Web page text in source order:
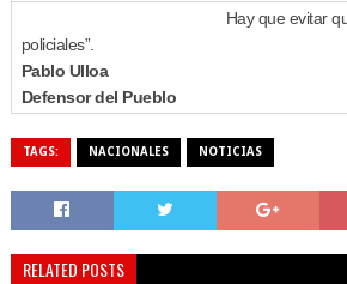
Hay que evitar
policiales”.
Pablo Ulloa
Defensor del Pueblo
TAGS: NACIONALES NOTICIAS
RELATED POSTS